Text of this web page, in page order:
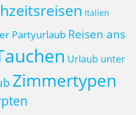
Italien
Partyurlaub Reisen ans
Urlaub unter
Zimmertypen